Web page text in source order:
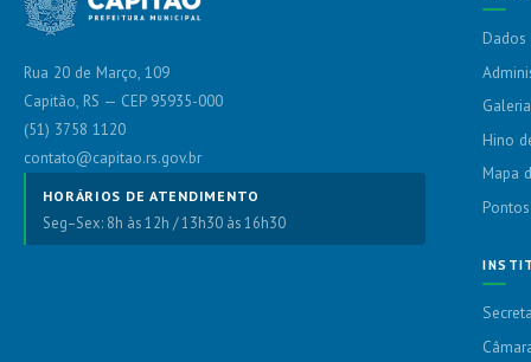
Rua 20 de Março, 109
Capitão, RS — CEP 95935-000
(51) 3758 1120
contato@capitao.rs.gov.br
HORÁRIOS DE ATENDIMENTO
Seg–Sex: 8h às 12h / 13h30 às 16h30
Hino
Mapa